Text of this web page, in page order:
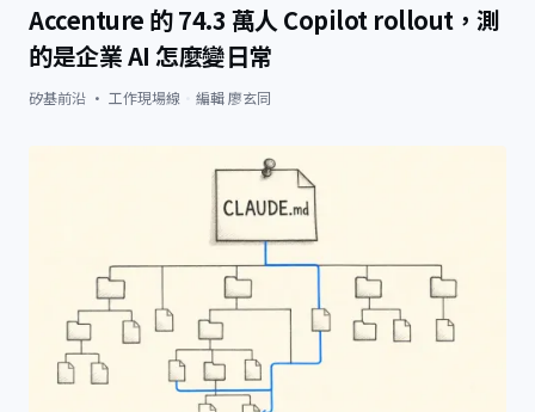
Accenture 的 74.3 萬人 Copilot rollout，測
的是企業 AI 怎麼變日常
矽基前沿 · 工作現場線 編輯廖玄同